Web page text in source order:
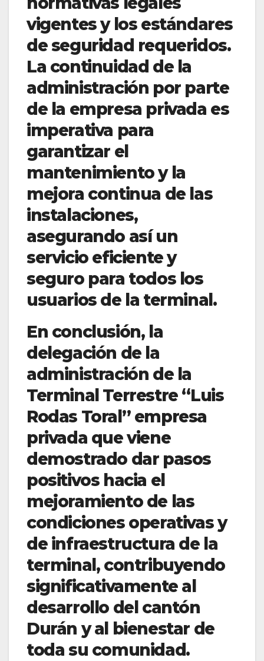
vigentes y los estándares
de seguridad requeridos.
La continuidad de la
administración por parte
de la empresa privada es
imperativa para
garantizar el
mantenimiento y la
mejora continua de las
instalaciones,
asegurando así un
servicio eficiente y
seguro para todos los
usuarios de la terminal.
En conclusión, la
delegación de la
administración de la
Terminal Terrestre “Luis
Rodas Toral” empresa
privada que viene
demostrado dar pasos
positivos hacia el
mejoramiento de las
condiciones operativas y
de infraestructura de la
terminal, contribuyendo
significativamente al
desarrollo del cantón
Durán y al bienestar de
toda su comunidad.